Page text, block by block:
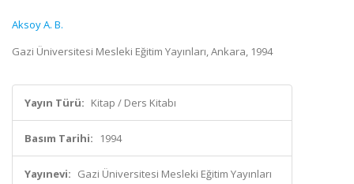
Aksoy A. B.
Gazi Üniversitesi Mesleki Eğitim Yayınları, Ankara, 1994
Yayın Türü: Kitap / Ders Kitabı
Basım Tarihi: 1994
Yayınevi: Gazi Üniversitesi Mesleki Eğitim Yayınları